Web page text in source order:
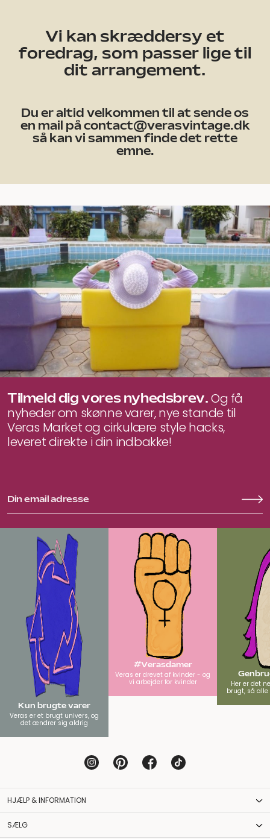
Vi kan skræddersy et
foredrag, som passer lige til
dit arrangement.
Du er altid velkommen til at sende os
en mail på contact@verasvintage.dk
så kan vi sammen finde det rette
emne.
Tilmeld dig vores nyhedsbrev.Og få
nyheder om skønne varer, nye stande til
Veras Market og cirkulære style hacks,
leveret direkte i din indbakke!
Kun brugte varer
Veras er et brugt univers, og
det ændrer sig aldrig
#Verasdamer
Veras er drevet af kvinder - og
vi arbejder for kvinder
Her er det
brugt, så
HJÆLP & INFORMATION
SÆLG